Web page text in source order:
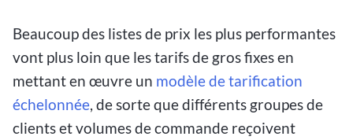
Beaucoup des listes de prix les plus performantes
vont plus loin que les tarifs de gros fixes en
mettant en œuvre un modèle de tarification
échelonnée, de sorte que différents groupes de
clients et volumes de commande reçoivent